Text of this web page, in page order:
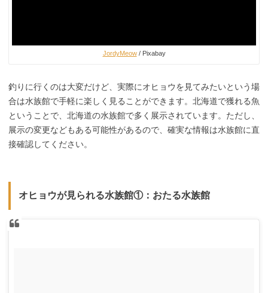
JordyMeow/ Pixabay
釣りに行くのは大変だけど、実際にオヒョウを見てみたいという場
合は水族館で手軽に楽しく見ることができます。北海道で獲れる魚
ということで、北海道の水族館で多く展示されています。ただし、
展示の変更などもある可能性があるので、確実な情報は水族館に直
接確認してください。
オヒョウが見られる水族館①：おたる水族館